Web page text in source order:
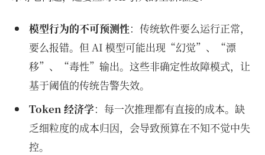
模型行为的不可预测性：传统软件要么运行正常，
要么报错。但 AI 模型可能出现“幻觉”、“漂
移”、“毒性”输出。这些非确定性故障模式，让
基于阈值的传统告警失效。
Token 经济学：每一次推理都有直接的成本。缺
乏细粒度的成本归因，会导致预算在不知不觉中失
控。